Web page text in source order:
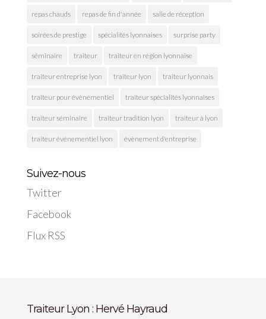
repas chauds repas de fin d'année salle de réception
soirées de prestige spécialités lyonnaises surprise party
séminaire traiteur traiteur en région lyonnaise
traiteur entreprise lyon traiteur lyon traiteur lyonnais
traiteur pour évènementiel traiteur spécialités lyonnaises
traiteur séminaire traiteur tradition lyon traiteur à lyon
traiteur événementiel lyon évènement d'entreprise
Suivez-nous
Twitter
Facebook
Flux RSS
Traiteur Lyon : Hervé Hayraud